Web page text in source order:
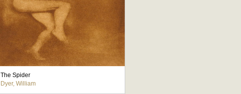
The Spider
Dyer, William